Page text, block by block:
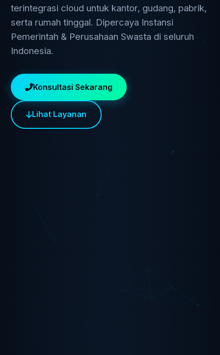
terintegrasi cloud untuk kantor, gudang, pabrik,
serta rumah tinggal. Dipercaya Instansi
Pemerintah & Perusahaan Swasta di seluruh
Indonesia.
Konsultasi Sekarang
Lihat Layanan